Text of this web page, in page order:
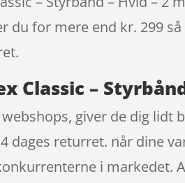
du for mere end kr. 299
Classic –
giver de dig
dages returret. når dine
i markedet.